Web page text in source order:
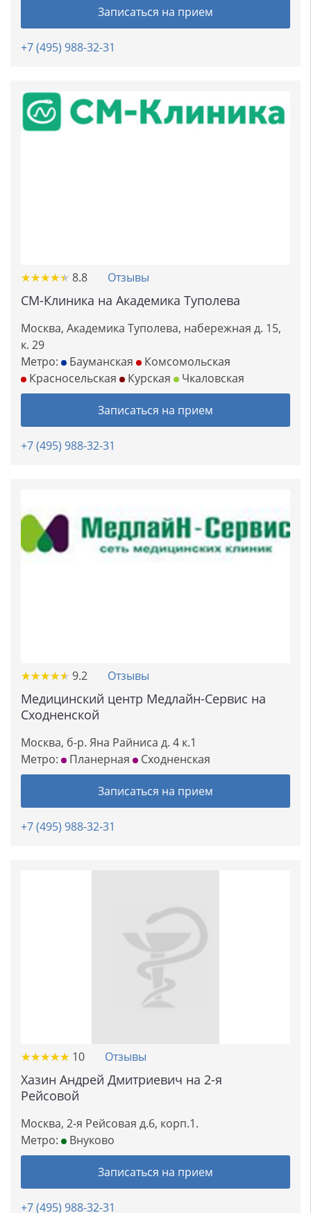
Записаться на прием
+7 (495) 988-32-31
★★★★★
★★★★★ 8.8 Отзывы
СМ-Клиника на Академика Туполева
Москва, Академика Туполева, набережная д. 15,
к. 29
Метро:
Бауманская
Комсомольская
Красносельская
Курская Чкаловская
Записаться на прием
+7 (495) 988-32-31
★★★★★
★★★★★ 9.2 Отзывы
Медицинский центр Медлайн-Сервис на
Сходненской
Москва, б-р. Яна Райниса д. 4 к.1
Метро:
Планерная Сходненская
Записаться на прием
+7 (495) 988-32-31
★★★★★
★★★★★ 10 Отзывы
Хазин Андрей Дмитриевич на 2-я
Рейсовой
Москва, 2-я Рейсовая д.6, корп.1.
Метро:
Внуково
Записаться на прием
+7 (495) 988-32-31